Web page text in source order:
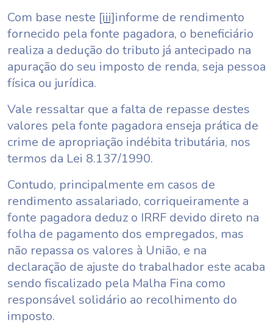
Com base neste [iii]informe de rendimento
fornecido pela fonte pagadora, o beneficiário
realiza a dedução do tributo já antecipado na
apuração do seu imposto de renda, seja pessoa
física ou jurídica.
Vale ressaltar que a falta de repasse destes
valores pela fonte pagadora enseja prática de
crime de apropriação indébita tributária, nos
termos da Lei 8.137/1990.
Contudo, principalmente em casos de
rendimento assalariado, corriqueiramente a
fonte pagadora deduz o IRRF devido direto na
folha de pagamento dos empregados, mas
não repassa os valores à União, e na
declaração de ajuste do trabalhador este acaba
sendo fiscalizado pela Malha Fina como
responsável solidário ao recolhimento do
imposto.